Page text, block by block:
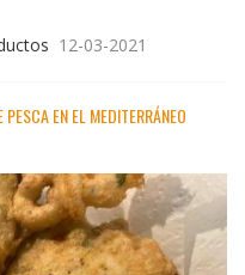
12-03-2021
EN EL MEDITERRÁNEO